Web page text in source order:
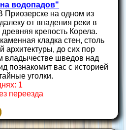
водопадов"
на одном из
от впадения реки в
крепость Корела.
кладка стен, столь
архитектуры, до сих пор
владычестве шведов над
познакомит вас с историей
уголки.
1
переезда